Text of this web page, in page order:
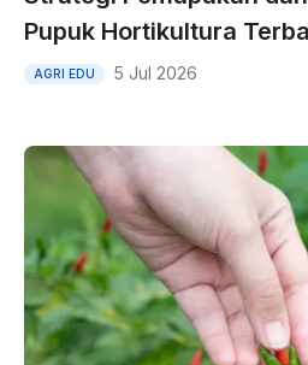
Pupuk Hortikultura
AGRI EDU 5 Jul 2026